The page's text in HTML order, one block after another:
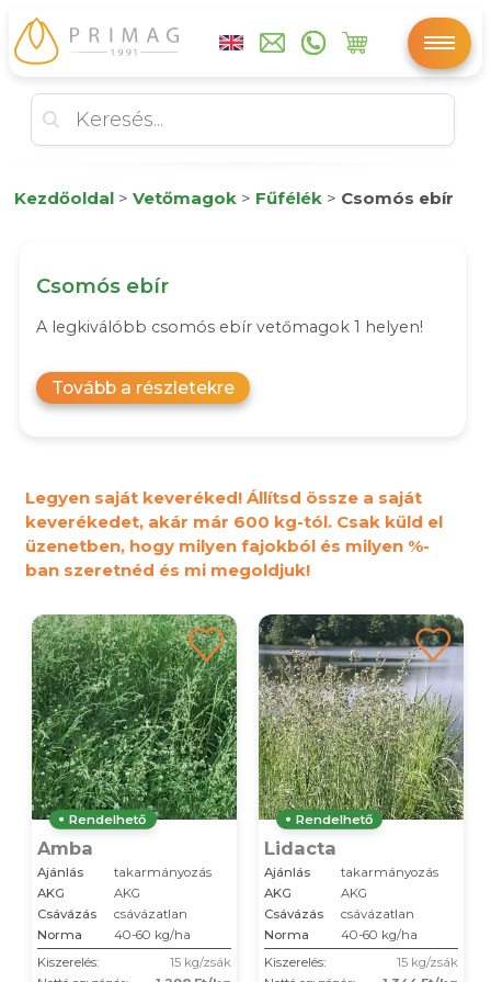
Kezdőoldal > Vetőmagok > Fűfélék > Csomós ebír
Csomós ebír
A legkiválóbb csomós ebír vetőmagok 1 helyen!
Tovább a részletekre
Legyen saját keveréked! Állítsd össze a saját
keverékedet, akár már 600 kg-tól. Csak küld el
üzenetben, hogy milyen fajokból és milyen %-
ban szeretnéd és mi megoldjuk!
Rendelhető
Amba
Ajánlás
takarmányozás
AKG
AKG
Csávázás
csávázatlan
Norma
40-60 kg/ha
Kiszerelés:
15 kg/zsák
Rendelhető
Lidacta
Ajánlás
takarmányozás
AKG
AKG
Csávázás
csávázatlan
Norma
40-60 kg/ha
Kiszerelés:
15 kg/zsák